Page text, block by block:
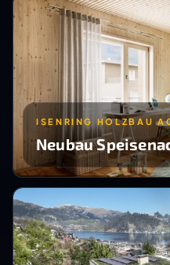
ISENRING HOLZBAU
Neubau